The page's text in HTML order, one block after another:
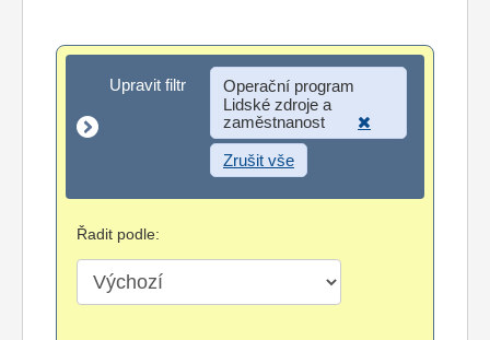
Upravit filtr
Upravit filtr
Operační program
Lidské zdroje a
zaměstnanost
Zrušit vše
Řadit podle: